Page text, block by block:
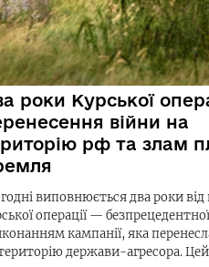
роки Курської
війни на
рф та злам
виповнюється два роки від
операції —
кампанії, яка
держави-агресора.